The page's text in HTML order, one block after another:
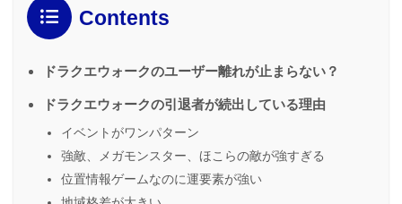
Contents
ドラクエウォークのユーザー離れが止まらない？
ドラクエウォークの引退者が続出している理由
イベントがワンパターン
強敵、メガモンスター、ほこらの敵が強すぎる
位置情報ゲームなのに運要素が強い